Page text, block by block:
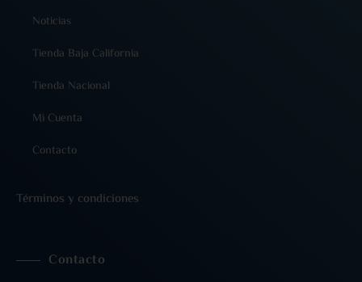
Noticias
Tienda Baja California
Tienda Nacional
Mi Cuenta
Contacto
Términos y condiciones
Contacto